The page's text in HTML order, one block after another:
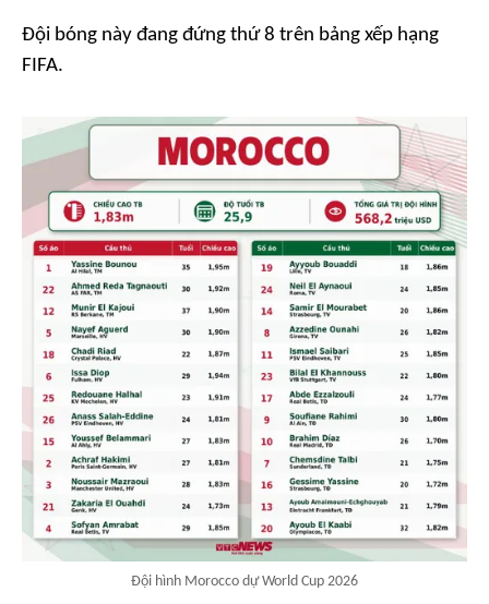
Đội bóng này đang đứng thứ 8 trên bảng xếp hạng
FIFA.
Đội hình Morocco dự World Cup 2026